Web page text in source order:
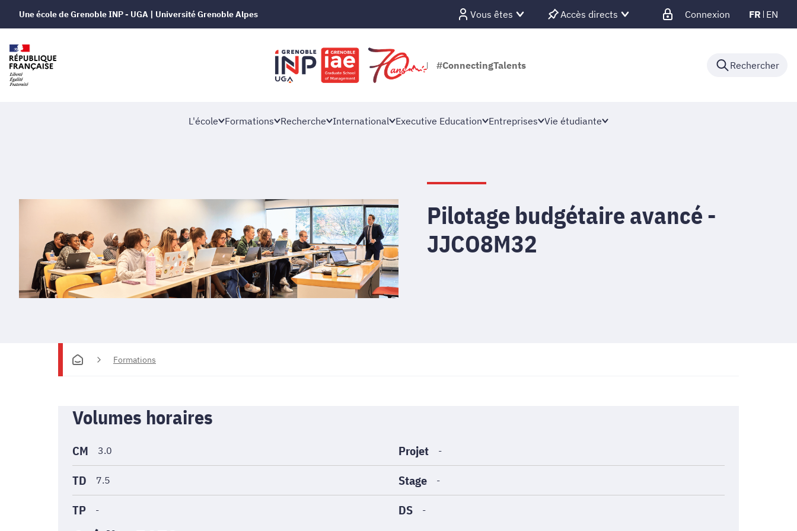
Une école de Grenoble INP - UGA | Université Grenoble Alpes Vous êtes Accès directs Connexion FR EN
#ConnectingTalents Rechercher
L'école Formations Recherche International Executive Education Entreprises Vie étudiante
Pilotage budgétaire avancé -
JJCO8M32
Formations
Informations
générales
Volumes horaires
CM 3.0 Projet -
TD 7.5 Stage -
TP - DS -